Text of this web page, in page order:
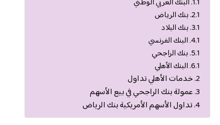
بنك الرياض
بنك البلاد
البنك الفرنسي
بنك الراجحي
البنك الأهلي
خدمات الأهلي تداول
عمولة بنك الراجحي في بيع الأسهم
تداول الأسهم الأمريكية بنك الرياض